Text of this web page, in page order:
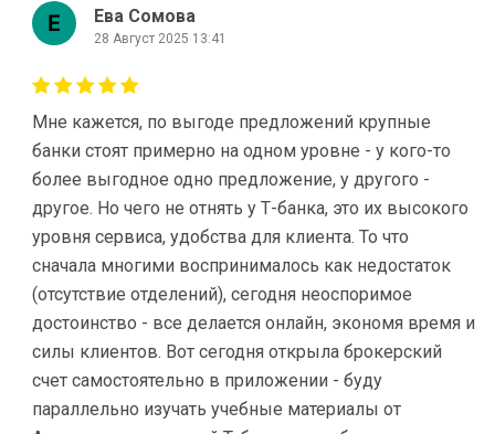
Ева Сомова
28 Август 2025 13:41
Мне кажется, по выгоде предложений крупные
банки стоят примерно на одном уровне - у кого-то
более выгодное одно предложение, у другого -
другое. Но чего не отнять у Т-банка, это их высокого
уровня сервиса, удобства для клиента. То что
сначала многими воспринималось как недостаток
(отсутствие отделений), сегодня неоспоримое
достоинство - все делается онлайн, экономя время и
силы клиентов. Вот сегодня открыла брокерский
счет самостоятельно в приложении - буду
параллельно изучать учебные материалы от